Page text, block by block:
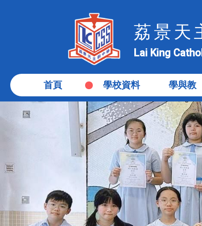
荔景天
Lai King
首頁 學校資料 學與教